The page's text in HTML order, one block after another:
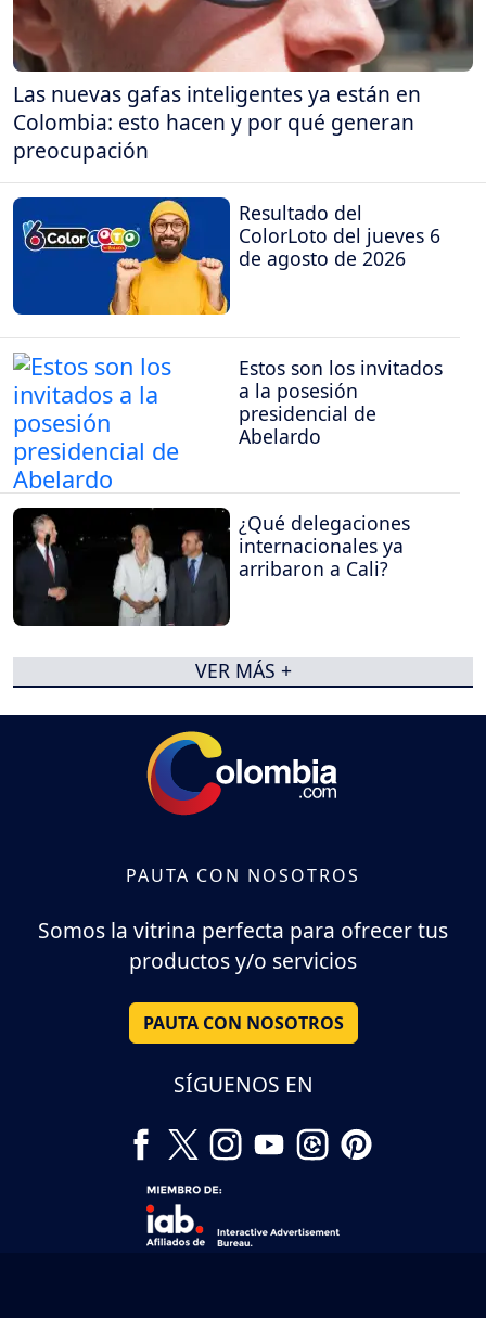
Las nuevas gafas inteligentes ya están en
Colombia: esto hacen y por qué generan
preocupación
Resultado del
ColorLoto del jueves 6
de agosto de 2026
Estos son los invitados
a la posesión
presidencial de
Abelardo
¿Qué delegaciones
internacionales ya
arribaron a Cali?
VER MÁS +
PAUTA CON NOSOTROS
Somos la vitrina perfecta para ofrecer tus
productos y/o servicios
PAUTA CON NOSOTROS
SÍGUENOS EN